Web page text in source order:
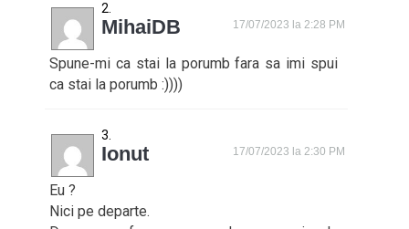
MihaiDB 17/07/2023 la 2:28 PM
Spune-mi ca stai la porumb fara sa imi spui
ca stai la porumb :))))
Ionut 17/07/2023 la 2:30 PM
Eu ?
Nici pe departe.